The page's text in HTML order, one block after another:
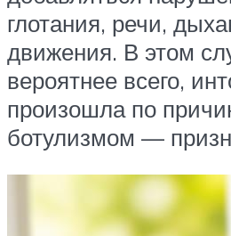
глотания, речи,
движения. В этом
вероятнее всего,
произошла по
ботулизмом —